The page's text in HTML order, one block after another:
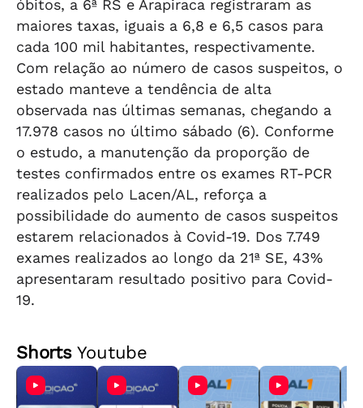
óbitos, a 6ª RS e Arapiraca registraram as
maiores taxas, iguais a 6,8 e 6,5 casos para
cada 100 mil habitantes, respectivamente.
Com relação ao número de casos suspeitos, o
estado manteve a tendência de alta
observada nas últimas semanas, chegando a
17.978 casos no último sábado (6). Conforme
o estudo, a manutenção da proporção de
testes confirmados entre os exames RT-PCR
realizados pelo Lacen/AL, reforça a
possibilidade do aumento de casos suspeitos
estarem relacionados à Covid-19. Dos 7.749
exames realizados ao longo da 21ª SE, 43%
apresentaram resultado positivo para Covid-
19.
ShortsYoutube